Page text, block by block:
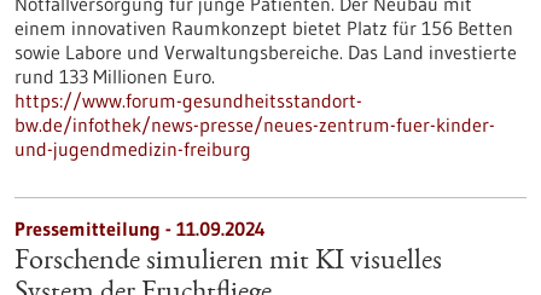
einem innovativen Raumkonzept bietet Platz für 156 Betten
sowie Labore und Verwaltungsbereiche. Das Land investierte
rund 133 Millionen Euro.
https://www.forum-gesundheitsstandort-
bw.de/infothek/news-presse/neues-zentrum-fuer-kinder-
und-jugendmedizin-freiburg
Pressemitteilung - 11.09.2024
Forschende simulieren mit KI visuelles